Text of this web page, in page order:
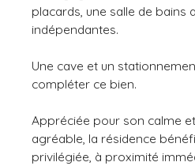
placards, une salle de bains
indépendantes.
Une cave et un
compléter ce bien.
Appréciée pour son calme
agréable, la résidence
privilégiée, à proximité